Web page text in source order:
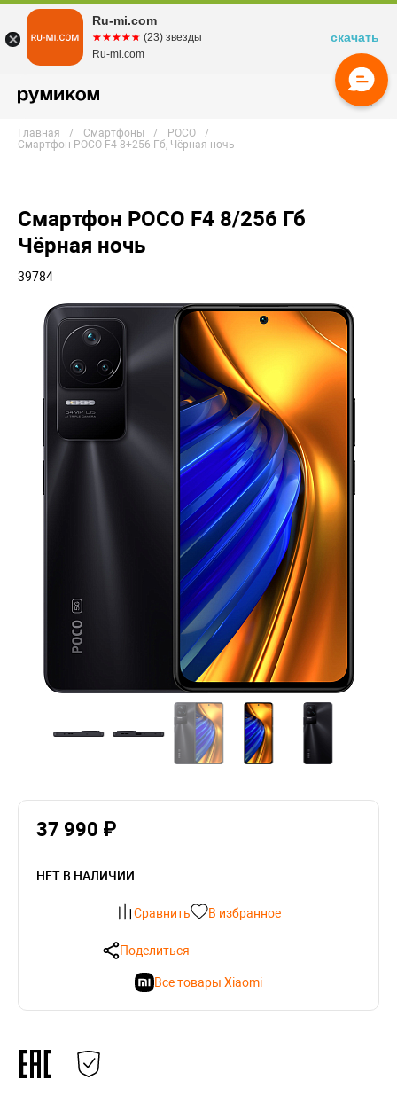
Главная Смартфоны
POCO
Смартфон POCO F4 8+256 Гб, Чёрная ночь
Смартфон POCO F4 8/256 Гб
Чёрная ночь
39784
37 990 ₽
НЕТ В НАЛИЧИИ
Сравнить В избранное
Поделиться
Все товары Xiaomi
Ru-mi.com
☆☆☆☆☆
★★★★★ (23) звезды
Ru-mi.com
скачать